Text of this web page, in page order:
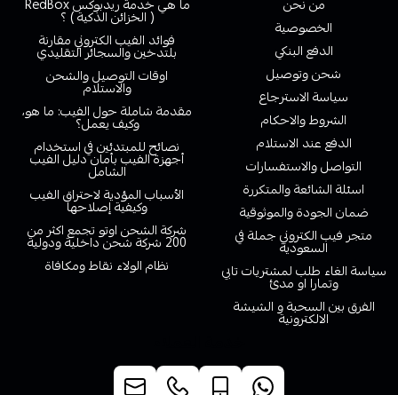
الخصوصية
الدفع البنكي
شحن وتوصيل
سياسة الاسترجاع
الشروط والاحكام
الدفع عند الاستلام
التواصل والاستفسارات
اسئلة الشائعة والمتكررة
ضمان الجودة والموثوقية
متجر فيب الكتروني جملة في
السعودية
سياسة الغاء طلب لمشتريات تابي
وتمارا او مدئ
الفرق بين السحبة و الشيشة
الالكترونية
( الخزائن الذكية ) ؟
فوائد الفيب الكتروني مقارنة
بلتدخين والسجائر التقليدي
اوقات التوصيل والشحن
والاستلام
مقدمة شاملة حول الفيب: ما هو،
وكيف يعمل؟
نصائح للمبتدئين في استخدام
أجهزة الفيب بأمان دليل الفيب
الشامل
الأسباب المؤدية لاحتراق الفيب
وكيفية إصلاحها
شركة الشحن اوتو تجمع اكثر من
200 شركة شحن داخلية ودولية
نظام الولاء نقاط ومكافاة